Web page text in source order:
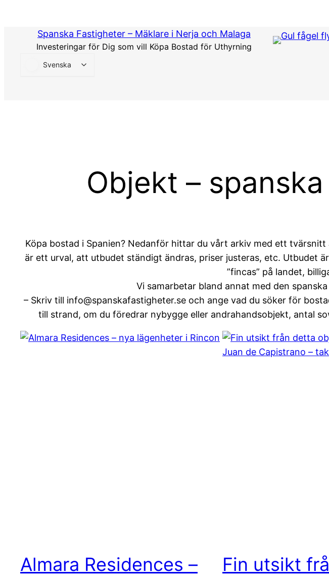
Spanska Fastigheter – Mäklare i Nerja och Malaga
Investeringar för Dig som vill Köpa Bostad för Uthyrning
Svenska
Objekt –
Köpa bostad i Spanien? Nedanför hittar du vårt arkiv med ett
är ett urval, att utbudet ständigt ändras, priser justeras, etc. Utbudet
”fincas” på landet,
Vi samarbetar bland annat med den
– Skriv till info@spanskafastigheter.se och ange vad du söker för
till strand, om du föredrar nybygge eller andrahandsobjekt, antal
Almara Residences –
Fin utsikt